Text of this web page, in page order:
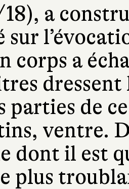
18), a
sur
corps a
dressent
parties de
ventre.
dont il est
plus